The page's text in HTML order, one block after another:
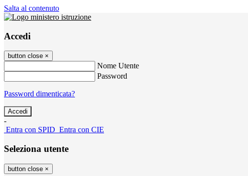
Salta al contenuto
Accedi
button close ×
Nome Utente
Password
Password dimenticata?
-
Entra con SPID Entra con CIE
Seleziona utente
button close ×